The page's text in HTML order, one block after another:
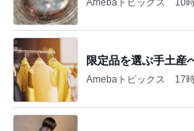
限定品を選ぶ手土産
Amebaトピックス 17